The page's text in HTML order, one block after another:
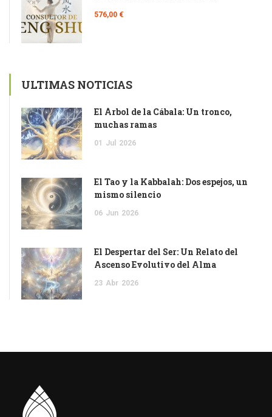
576,00 €
ULTIMAS NOTICIAS
El Árbol de la Cábala: Un tronco,
muchas ramas
01 Jul 2026
El Tao y la Kabbalah: Dos espejos, un
mismo silencio
06 Jun 2026
El Despertar del Ser: Un Relato del
Ascenso Evolutivo del Alma
23 Abr 2026